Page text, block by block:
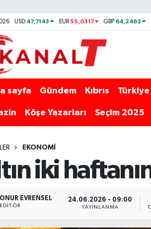
USD 47,7143 EUR55,0317 GBP 64,2463
sayfa Gündem Kıbrıs Türkiye
Köşe Yazarları Seçim 2025
EKONOMI
iki
ONUR EVRENSEL
EDITÖR
24.06.2026 - 09:00
YAYINLANMA